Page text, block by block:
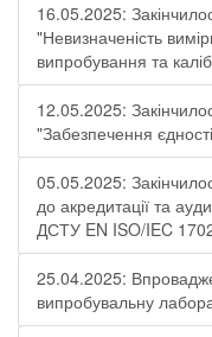
16.05.2025:
"Невизначеність
випробування та
12.05.2025:
"Забезпечення
05.05.2025:
до акредитації та
ДСТУ EN ISO/IEC
25.04.2025:
випробувальну